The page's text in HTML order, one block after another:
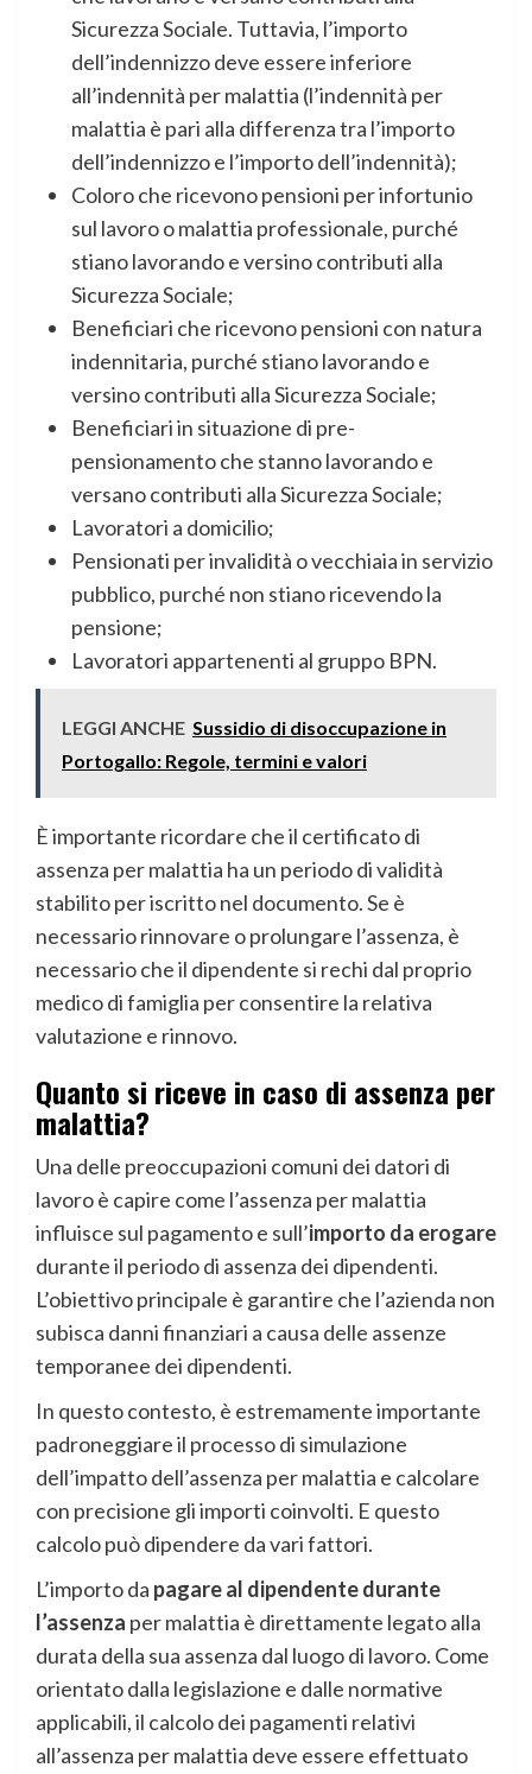
Sicurezza Sociale. Tuttavia, l’importo
dell’indennizzo deve essere inferiore
all’indennità per malattia (l’indennità per
malattia è pari alla differenza tra l’importo
dell’indennizzo e l’importo dell’indennità);
Coloro che ricevono pensioni per infortunio
sul lavoro o malattia professionale, purché
stiano lavorando e versino contributi alla
Sicurezza Sociale;
Beneficiari che ricevono pensioni con natura
indennitaria, purché stiano lavorando e
versino contributi alla Sicurezza Sociale;
Beneficiari in situazione di pre-
pensionamento che stanno lavorando e
versano contributi alla Sicurezza Sociale;
Lavoratori a domicilio;
Pensionati per invalidità o vecchiaia in servizio
pubblico, purché non stiano ricevendo la
pensione;
Lavoratori appartenenti al gruppo BPN.
LEGGI ANCHE Sussidio di disoccupazione in
Portogallo: Regole, termini e valori
È importante ricordare che il certificato di
assenza per malattia ha un periodo di validità
stabilito per iscritto nel documento. Se è
necessario rinnovare o prolungare l’assenza, è
necessario che il dipendente si rechi dal proprio
medico di famiglia per consentire la relativa
valutazione e rinnovo.
Quanto si riceve in caso di assenza per
malattia?
Una delle preoccupazioni comuni dei datori di
lavoro è capire come l’assenza per malattia
influisce sul pagamento e sull’importo da erogare
durante il periodo di assenza dei dipendenti.
L’obiettivo principale è garantire che l’azienda non
subisca danni finanziari a causa delle assenze
temporanee dei dipendenti.
In questo contesto, è estremamente importante
padroneggiare il processo di simulazione
dell’impatto dell’assenza per malattia e calcolare
con precisione gli importi coinvolti. E questo
calcolo può dipendere da vari fattori.
L’importo da pagare al dipendente durante
l’assenza per malattia è direttamente legato alla
durata della sua assenza dal luogo di lavoro. Come
orientato dalla legislazione e dalle normative
applicabili, il calcolo dei pagamenti relativi
all’assenza per malattia deve essere effettuato